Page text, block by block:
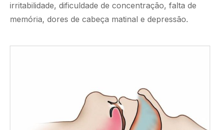
irritabilidade, dificuldade de concentração, falta de
memória, dores de cabeça matinal e depressão.